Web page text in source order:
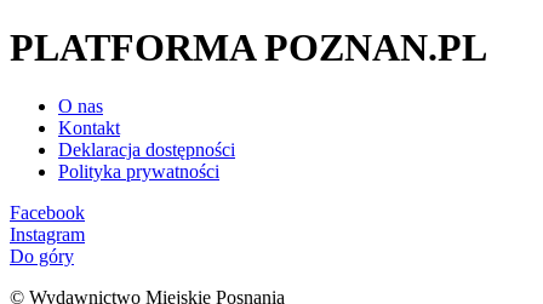
PLATFORMA POZNAN.PL
O nas
Kontakt
Deklaracja dostępności
Polityka prywatności
Facebook
Instagram
Do góry
© Wydawnictwo Miejskie Posnania